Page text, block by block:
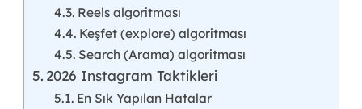
Reels algoritması
Keşfet (explore) algoritması
Search (Arama) algoritması
2026 Instagram Taktikleri
En Sık Yapılan Hatalar